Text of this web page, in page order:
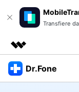
Transfiere
Productos
Dr.Fone